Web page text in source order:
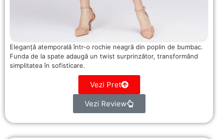
Eleganță atemporală într-o rochie neagră din poplin de bumbac.
Funda de la spate adaugă un twist surprinzător, transformând
simplitatea în sofisticare.
Vezi Pret
Vezi Review